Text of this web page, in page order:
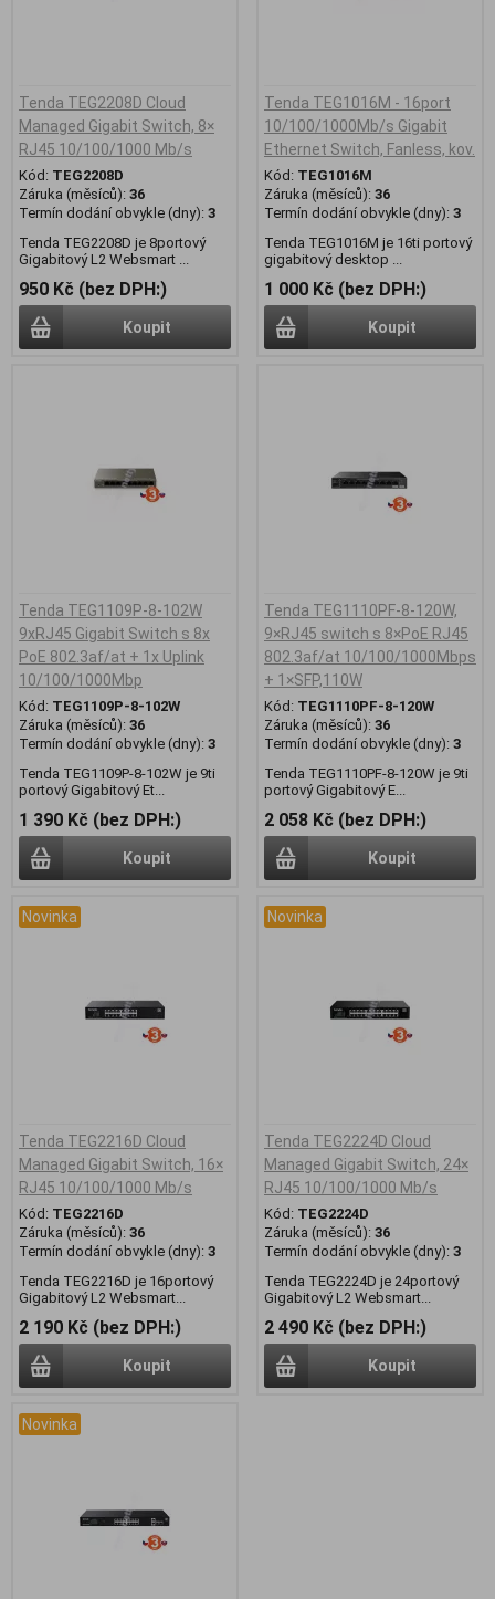
Tenda TEG2208D Cloud
Managed Gigabit Switch, 8×
RJ45 10/100/1000 Mb/s
Kód: TEG2208D
Záruka (měsíců): 36
Termín dodání obvykle (dny): 3
Tenda TEG2208D je 8portový
Gigabitový L2 Websmart ...
950 Kč (bez DPH:)
Koupit
Tenda TEG1016M - 16port
10/100/1000Mb/s Gigabit
Ethernet Switch, Fanless, kov.
Kód: TEG1016M
Záruka (měsíců): 36
Termín dodání obvykle (dny): 3
Tenda TEG1016M je 16ti portový
gigabitový desktop ...
1 000 Kč (bez DPH:)
Koupit
Tenda TEG1109P-8-102W
9xRJ45 Gigabit Switch s 8x
PoE 802.3af/at + 1x Uplink
10/100/1000Mbp
Kód: TEG1109P-8-102W
Záruka (měsíců): 36
Termín dodání obvykle (dny): 3
Tenda TEG1109P-8-102W je 9ti
portový Gigabitový Et...
1 390 Kč (bez DPH:)
Koupit
Tenda TEG1110PF-8-120W,
9×RJ45 switch s 8×PoE RJ45
802.3af/at 10/100/1000Mbps
+ 1×SFP,110W
Kód: TEG1110PF-8-120W
Záruka (měsíců): 36
Termín dodání obvykle (dny): 3
Tenda TEG1110PF-8-120W je 9ti
portový Gigabitový E...
2 058 Kč (bez DPH:)
Koupit
Novinka
Tenda TEG2216D Cloud
Managed Gigabit Switch, 16×
RJ45 10/100/1000 Mb/s
Kód: TEG2216D
Záruka (měsíců): 36
Termín dodání obvykle (dny): 3
Tenda TEG2216D je 16portový
Gigabitový L2 Websmart...
2 190 Kč (bez DPH:)
Koupit
Novinka
Tenda TEG2224D Cloud
Managed Gigabit Switch, 24×
RJ45 10/100/1000 Mb/s
Kód: TEG2224D
Záruka (měsíců): 36
Termín dodání obvykle (dny): 3
Tenda TEG2224D je 24portový
Gigabitový L2 Websmart...
2 490 Kč (bez DPH:)
Koupit
Novinka